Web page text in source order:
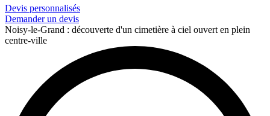
Devis personnalisés
Demander un devis
Noisy-le-Grand : découverte d'un cimetière à ciel ouvert en plein
centre-ville